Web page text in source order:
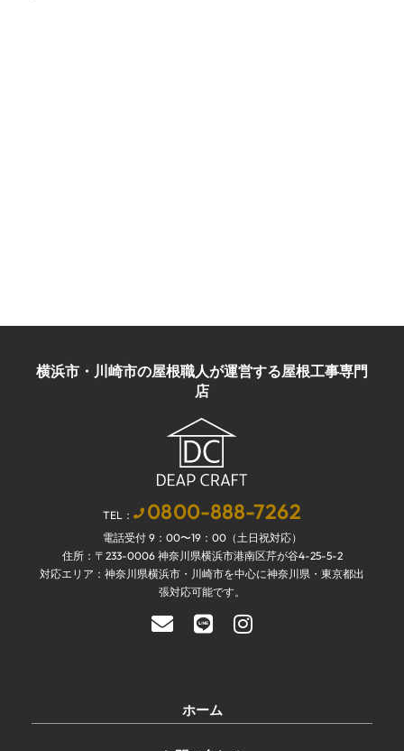
横浜市・川崎市の屋根職人が運営する屋根工事専門
店
TEL： 0800-888-7262
電話受付 9：00〜19：00（土日祝対応）
住所：〒233-0006 神奈川県横浜市港南区芹が谷4-25-5-2
対応エリア：神奈川県横浜市・川崎市を中心に神奈川県・東京都出
張対応可能です。
ホーム